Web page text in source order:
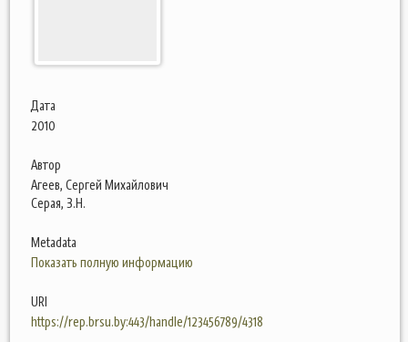
Дата
2010
Автор
Агеев, Сергей Михайлович
Серая, З.Н.
Metadata
Показать полную информацию
URI
https://rep.brsu.by:443/handle/123456789/4318